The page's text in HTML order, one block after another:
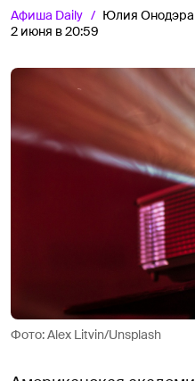
Афиша Daily
Юлия Онодэра
2 июня в 20:59
Фото: Alex Litvin/Unsplash